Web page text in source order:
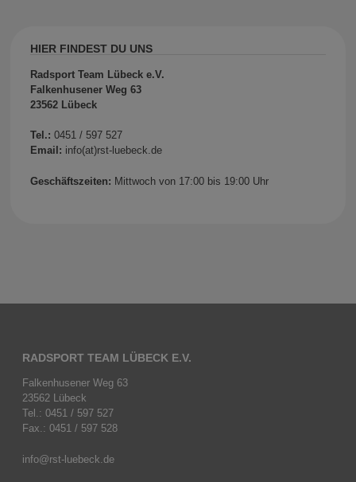
HIER FINDEST DU UNS
Radsport Team Lübeck e.V.
Falkenhusener Weg 63
23562 Lübeck
Tel.: 0451 / 597 527
Email: info(at)rst-luebeck.de
Geschäftszeiten: Mittwoch von 17:00 bis 19:00 Uhr
RADSPORT TEAM LÜBECK E.V.
Falkenhusener Weg 63
23562 Lübeck
Tel.: 0451 / 597 527
Fax.: 0451 / 597 528
info@rst-luebeck.de